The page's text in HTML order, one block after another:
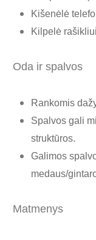
Kišenėlė
Kilpelė
Oda ir spalvos
Rankomis
Spalvos gali
struktūros.
Galimos
medaus/
Matmenys